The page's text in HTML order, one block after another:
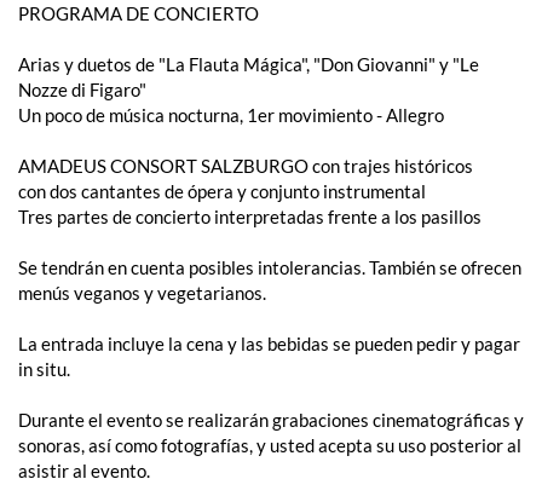
PROGRAMA DE CONCIERTO
Arias y duetos de "La Flauta Mágica", "Don Giovanni" y "Le
Nozze di Figaro"
Un poco de música nocturna, 1er movimiento - Allegro
AMADEUS CONSORT SALZBURGO con trajes históricos
con dos cantantes de ópera y conjunto instrumental
Tres partes de concierto interpretadas frente a los pasillos
Se tendrán en cuenta posibles intolerancias. También se ofrecen
menús veganos y vegetarianos.
La entrada incluye la cena y las bebidas se pueden pedir y pagar
in situ.
Durante el evento se realizarán grabaciones cinematográficas y
sonoras, así como fotografías, y usted acepta su uso posterior al
asistir al evento.